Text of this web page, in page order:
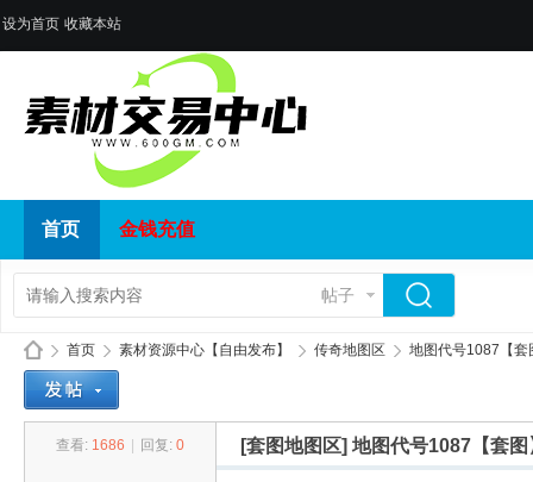
设为首页 收藏本站
首页 金钱充值
帖子
首页
›
素材资源中心【自由发布】
›
传奇地图区
›
地图代号1087【套
查看: 1686 回复: 0 [套图地图区] 地图代号1087【套图